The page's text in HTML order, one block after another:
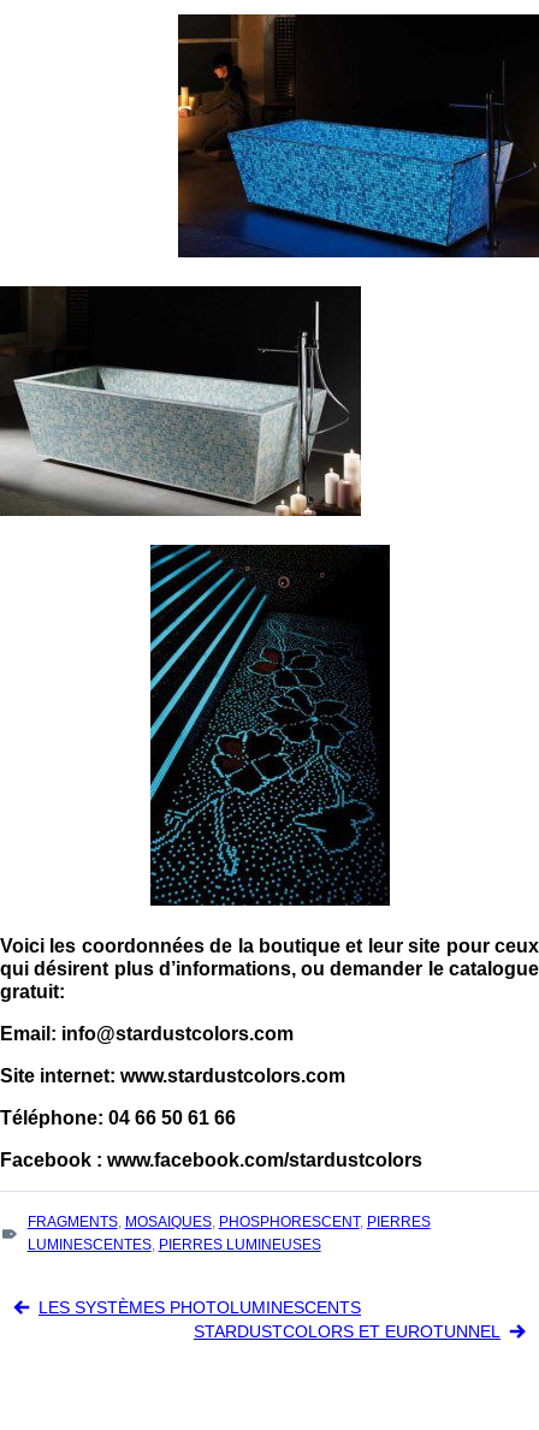
Voici les coordonnées de la boutique et leur site pour ceux
qui désirent plus d’informations, ou demander le catalogue
gratuit:
Email: info@stardustcolors.com
Site internet: www.stardustcolors.com
Téléphone: 04 66 50 61 66
Facebook : www.facebook.com/stardustcolors
TAGS
:
FRAGMENTS, MOSAIQUES, PHOSPHORESCENT, PIERRES
LUMINESCENTES, PIERRES LUMINEUSES
Navigation
LES SYSTÈMES PHOTOLUMINESCENTS
STARDUSTCOLORS ET EUROTUNNEL